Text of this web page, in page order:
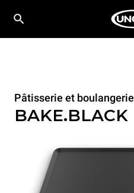
Pâtisserie et boulangerie
BAKE.BLACK